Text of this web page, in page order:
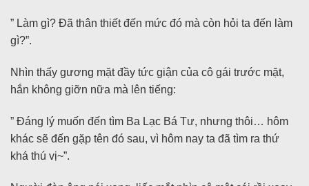
” Làm gì? Đã thân thiết đến mức đó mà còn hỏi ta đến làm
gì?”.
Nhìn thấy gương mặt đầy tức giận của cô gái trước mặt,
hắn không giỡn nữa mà lên tiếng:
” Đáng lý muốn đến tìm Ba Lạc Bá Tư, nhưng thôi… hôm
khác sẽ đến gặp tên đó sau, vì hôm nay ta đã tìm ra thứ
khá thú vị~”.